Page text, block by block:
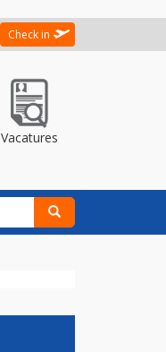
Check in
Vacatures